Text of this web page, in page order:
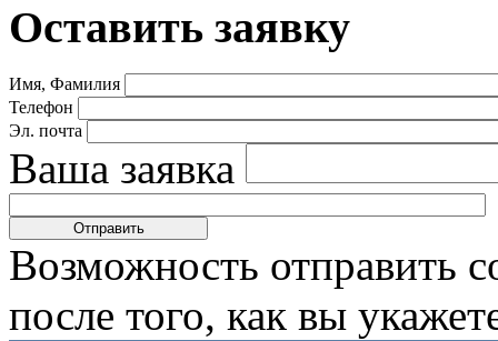
Оставить заявку
Имя, Фамилия
Телефон
Эл. почта
Ваша заявка
Возможность отправить
после того, как вы